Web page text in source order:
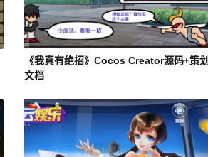
《我真有绝招》Cocos Creator源码+策划
文档